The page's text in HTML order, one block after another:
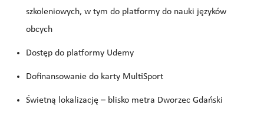
szkoleniowych, w tym do platformy do nauki języków
obcych
Dostęp do platformy Udemy
Dofinansowanie do karty MultiSport
Świetną lokalizację – blisko metra Dworzec Gdański